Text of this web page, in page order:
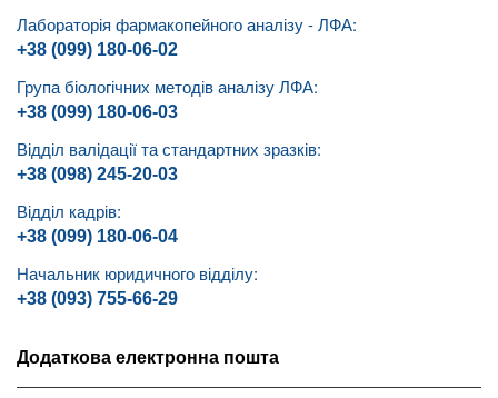
Лабораторія фармакопейного аналізу - ЛФА:
+38 (099) 180-06-02
Група біологічних методів аналізу ЛФА:
+38 (099) 180-06-03
Відділ валідації та стандартних зразків:
+38 (098) 245-20-03
Відділ кадрів:
+38 (099) 180-06-04
Начальник юридичного відділу:
+38 (093) 755-66-29
Додаткова електронна пошта